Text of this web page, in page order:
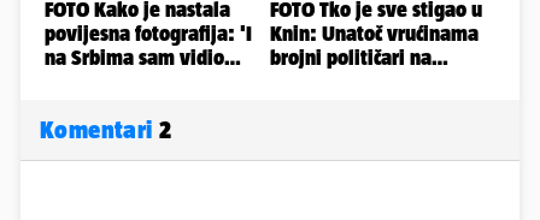
Komentari 2